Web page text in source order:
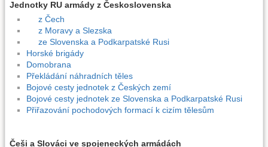
Jednotky RU armády z Československa
z Čech
z Moravy a Slezska
ze Slovenska a Podkarpatské Rusi
Horské brigády
Domobrana
Překládání náhradních těles
Bojové cesty jednotek z Českých zemí
Bojové cesty jednotek ze Slovenska a Podkarpatské Rusi
Přiřazování pochodových formací k cizím tělesům
Češi a Slováci ve spojeneckých armádách